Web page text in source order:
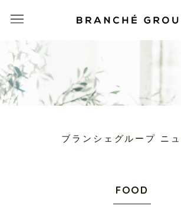
ブランシェグループ ニュ
FOOD